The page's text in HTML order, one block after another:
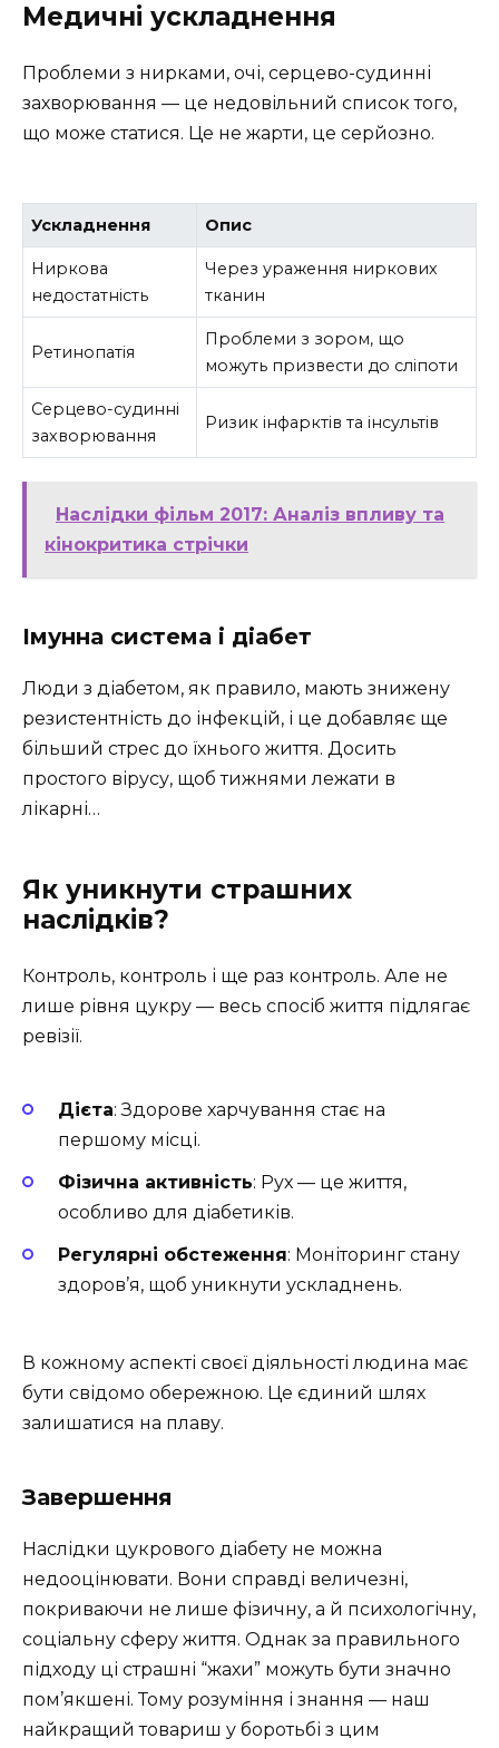
Медичні ускладнення
Проблеми з нирками, очі, серцево-судинні
захворювання — це недовільний список того,
що може статися. Це не жарти, це серйозно.
Ускладнення Опис
Ниркова
недостатність
Через ураження ниркових
тканин
Ретинопатія
Проблеми з зором, що
можуть призвести до сліпоти
Серцево-судинні
захворювання
Ризик інфарктів та інсультів
Наслідки фільм 2017: Аналіз впливу та
кінокритика стрічки
Імунна система і діабет
Люди з діабетом, як правило, мають знижену
резистентність до інфекцій, і це добавляє ще
більший стрес до їхнього життя. Досить
простого вірусу, щоб тижнями лежати в
лікарні…
Як уникнути страшних
наслідків?
Контроль, контроль і ще раз контроль. Але не
лише рівня цукру — весь спосіб життя підлягає
ревізії.
Дієта: Здорове харчування стає на
першому місці.
Фізична активність: Рух — це життя,
особливо для діабетиків.
Регулярні обстеження: Моніторинг стану
здоров’я, щоб уникнути ускладнень.
В кожному аспекті своєї діяльності людина має
бути свідомо обережною. Це єдиний шлях
залишатися на плаву.
Завершення
Наслідки цукрового діабету не можна
недооцінювати. Вони справді величезні,
покриваючи не лише фізичну, а й психологічну,
соціальну сферу життя. Однак за правильного
підходу ці страшні “жахи” можуть бути значно
пом’якшені. Тому розуміння і знання — наш
найкращий товариш у боротьбі з цим